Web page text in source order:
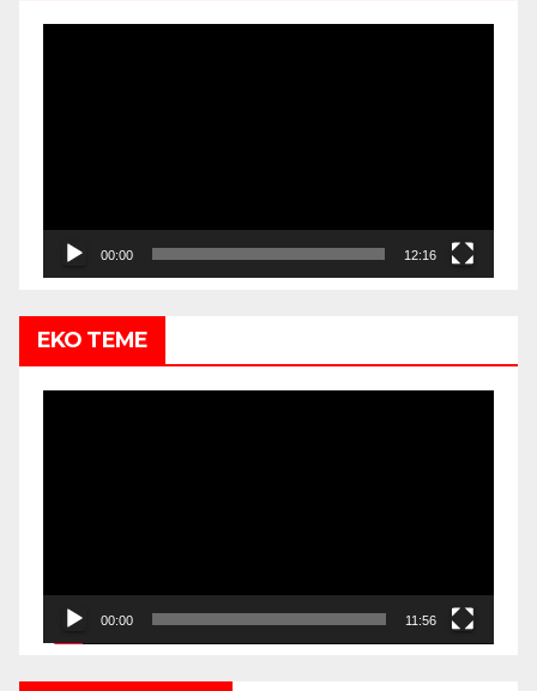
00:00 12:16
EKO TEME
00:00 11:56